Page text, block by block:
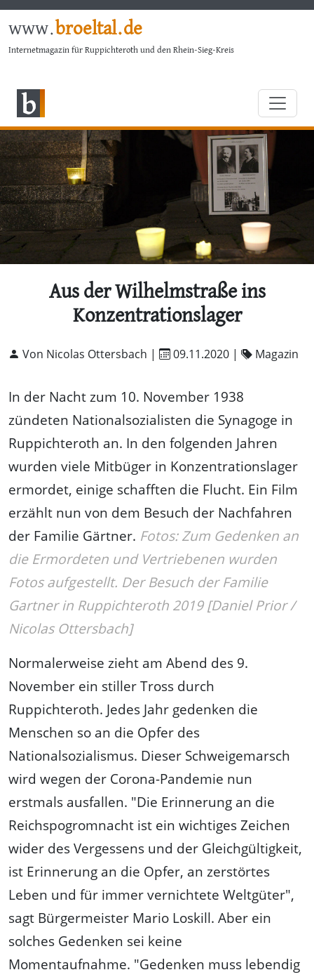
www.broeltal.de
Internetmagazin für Ruppichteroth und den Rhein-Sieg-Kreis
Aus der Wilhelmstraße ins
Konzentrationslager
Von Nicolas Ottersbach | 09.11.2020 | Magazin
In der Nacht zum 10. November 1938
zündeten Nationalsozialisten die Synagoge in
Ruppichteroth an. In den folgenden Jahren
wurden viele Mitbüger in Konzentrationslager
ermordet, einige schafften die Flucht. Ein Film
erzählt nun von dem Besuch der Nachfahren
der Familie Gärtner. Fotos: Zum Gedenken an
die Ermordeten und Vertriebenen wurden
Fotos aufgestellt. Der Besuch der Familie
Gartner in Ruppichteroth 2019 [Daniel Prior /
Nicolas Ottersbach]
Normalerweise zieht am Abend des 9.
November ein stiller Tross durch
Ruppichteroth. Jedes Jahr gedenken die
Menschen so an die Opfer des
Nationalsozialismus. Dieser Schweigemarsch
wird wegen der Corona-Pandemie nun
erstmals ausfallen. "Die Erinnerung an die
Reichspogromnacht ist ein wichtiges Zeichen
wider des Vergessens und der Gleichgültigkeit,
ist Erinnerung an die Opfer, an zerstörtes
Leben und für immer vernichtete Weltgüter",
sagt Bürgermeister Mario Loskill. Aber ein
solches Gedenken sei keine
Momentaufnahme. "Gedenken muss lebendig